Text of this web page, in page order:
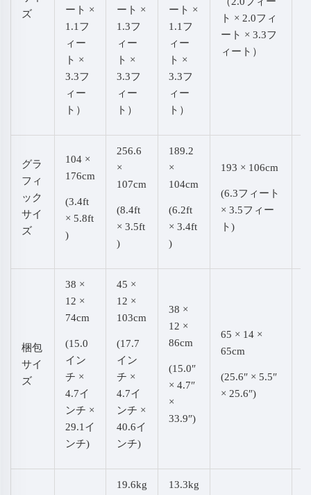
ズ
ート ×
1.1フ
ィー
ト ×
3.3フ
ィー
ト）
ート ×
1.3フ
ィー
ト ×
3.3フ
ィー
ト）
ート ×
1.1フ
ィー
ト ×
3.3フ
ィー
ト）
ト × 2.0フィ
ート × 3.3フ
ィート）
グラ
フィ
ック
サイ
ズ
104 ×
176cm
(3.4ft
× 5.8ft
)
256.6
×
107cm
(8.4ft
× 3.5ft
)
189.2
×
104cm
(6.2ft
× 3.4ft
)
193 × 106cm
(6.3フィート
× 3.5フィー
ト)
梱包
サイ
ズ
38 ×
12 ×
74cm
(15.0
イン
チ ×
4.7イ
ンチ ×
29.1イ
ンチ)
45 ×
12 ×
103cm
(17.7
イン
チ ×
4.7イ
ンチ ×
40.6イ
ンチ)
38 ×
12 ×
86cm
(15.0″
× 4.7″
×
33.9″)
65 × 14 ×
65cm
(25.6″ × 5.5″
× 25.6″)
19.6kg
13.3kg